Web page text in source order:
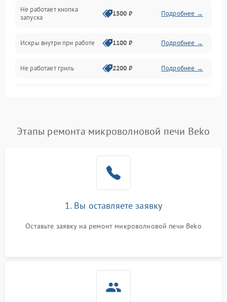
Нагрев и приготовление
Программное обеспечение
Не работает кнопка
запуска
1500 ₽ Подробнее →
Искры внутри при работе 1100 ₽ Подробнее →
Не работает гриль 2200 ₽ Подробнее →
Появление запаха гари Подробнее →
2200 ₽
Не работают сенсорные
1000 ₽
Этапы ремонта микроволновой печи Beko
1. Вы оставляете заявку
Оставьте заявку на ремонт микроволновой печи Beko